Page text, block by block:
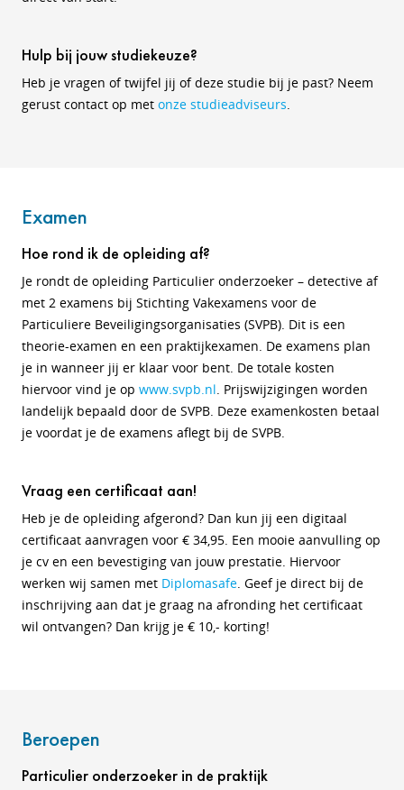
Hulp bij jouw studiekeuze?
Heb je vragen of twijfel jij of deze studie bij je past? Neem
gerust contact op met onze studieadviseurs.
Examen
Hoe rond ik de opleiding af?
Je rondt de opleiding Particulier onderzoeker – detective af
met 2 examens bij Stichting Vakexamens voor de
Particuliere Beveiligingsorganisaties (SVPB). Dit is een
theorie-examen en een praktijkexamen. De examens plan
je in wanneer jij er klaar voor bent. De totale kosten
hiervoor vind je op www.svpb.nl. Prijswijzigingen worden
landelijk bepaald door de SVPB. Deze examenkosten betaal
je voordat je de examens aflegt bij de SVPB.
Vraag een certificaat aan!
Heb je de opleiding afgerond? Dan kun jij een digitaal
certificaat aanvragen voor € 34,95. Een mooie aanvulling op
je cv en een bevestiging van jouw prestatie. Hiervoor
werken wij samen met Diplomasafe. Geef je direct bij de
inschrijving aan dat je graag na afronding het certificaat
wil ontvangen? Dan krijg je € 10,- korting!
Beroepen
Particulier onderzoeker in de praktijk